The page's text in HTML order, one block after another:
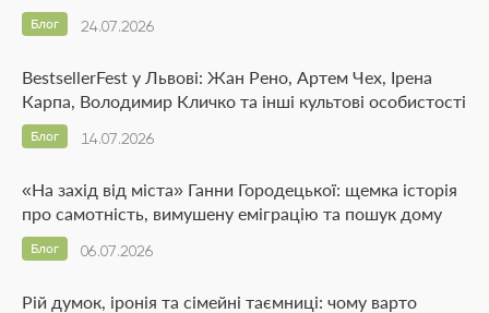
24.07.2026
Блог
BestsellerFest у Львові: Жан Рено, Артем Чех, Ірена
Карпа, Володимир Кличко та інші культові особистості
14.07.2026
Блог
«На захід від міста» Ганни Городецької: щемка історія
про самотність, вимушену еміграцію та пошук дому
06.07.2026
Блог
Рій думок, іронія та сімейні таємниці: чому варто